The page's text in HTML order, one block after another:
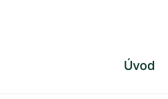
Úvod